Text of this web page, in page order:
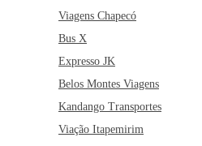
Viagens Chapecó
Bus X
Expresso JK
Belos Montes Viagens
Kandango Transportes
Viação Itapemirim